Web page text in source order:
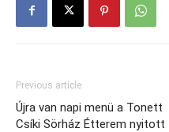
Previous article
Újra van napi menü a Tonett
Csíki Sörház Étterem nyitott